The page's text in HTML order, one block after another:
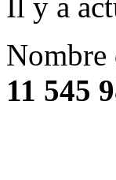
Nombre
11 545